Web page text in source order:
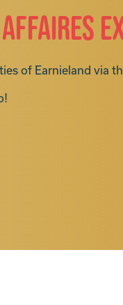
of Earnieland via